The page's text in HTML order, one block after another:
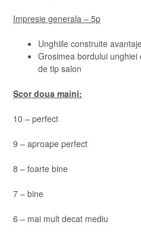
Impresie generala – 5p
Unghiile construite
Grosimea bordului
de tip salon
Scor doua maini:
10 – perfect
9 – aproape perfect
8 – foarte bine
7 – bine
6 – mai mult decat mediu